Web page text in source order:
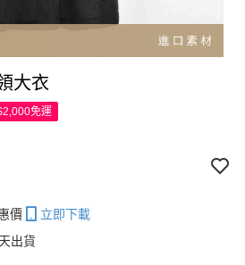
大衣
免運
價
立即下載
出貨